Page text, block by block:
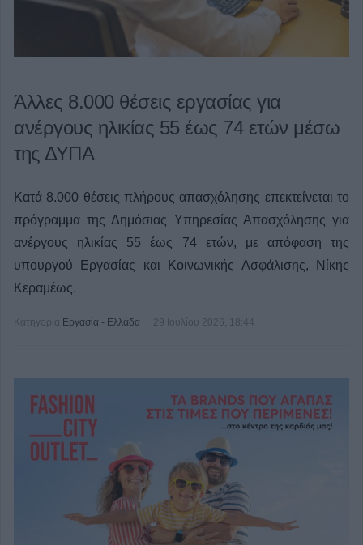
Άλλες 8.000 θέσεις εργασίας για
ανέργους ηλικίας 55 έως 74 ετών μέσω
της ΔΥΠΑ
Κατά 8.000 θέσεις πλήρους απασχόλησης επεκτείνεται το
πρόγραμμα της Δημόσιας Υπηρεσίας Απασχόλησης για
ανέργους ηλικίας 55 έως 74 ετών, με απόφαση της
υπουργού Εργασίας και Κοινωνικής Ασφάλισης, Νίκης
Κεραμέως.
Κατηγορία Εργασία - Ελλάδα 29 Ιουλίου 2026, 18:44